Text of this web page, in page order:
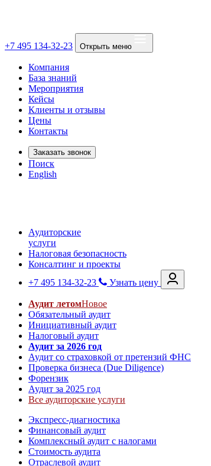
+7 495 134-32-23 Открыть меню
Компания
База знаний
Мероприятия
Кейсы
Клиенты и отзывы
Цены
Контакты
Заказать звонок
Поиск
English
Аудиторские
услуги
Налоговая безопасность
Консалтинг и проекты
+7 495 134-32-23
Узнать цену
Аудит летомНовое
Обязательный аудит
Инициативный аудит
Налоговый аудит
Аудит за 2026 год
Аудит со страховкой от претензий ФНС
Проверка бизнеса (Due Diligence)
Форензик
Аудит за 2025 год
Все аудиторские услуги
Экспресс-диагностика
Финансовый аудит
Комплексный аудит с налогами
Стоимость аудита
Отраслевой аудит